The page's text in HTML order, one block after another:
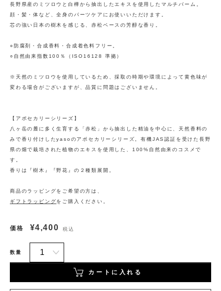
長野県産のミツロウと白樺から抽出したエキスを使用したマルチバーム。
顔・髪・体など、全身のパーツケアにお使いいただけます。
芯の強い日本の樹木を感じる、赤松ベースの芳醇な香り。
○防腐剤・合成香料・合成着色料フリー。
○自然由来指数100％（ISO16128 準拠）
※天然のミツロウを使用しているため、採取の時期や環境によって黄色味が
変わる場合がございますが、品質に問題はございません。
【アポセカリーシリーズ】
八ヶ岳の麓に多く生育する「赤松」から抽出した精油を中心に、天然香料の
みで香り付けしたyasoのアポセカリーシリーズ。有機JAS認証を受けた長野
県の畑で栽培された植物のエキスを使用した、100%自然由来のコスメで
す。
香りは『樹木』『野花』の２種類展開。
商品のラッピングをご希望の方は、
ギフトラッピングをご購入ください。
価格 ¥4,400 税込
数量
カートに入れる